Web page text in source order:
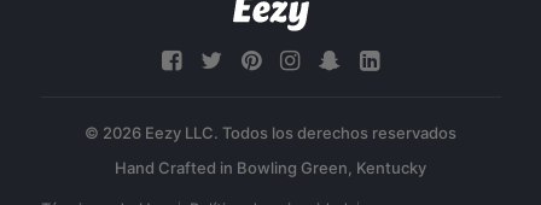
© 2026 Eezy LLC. Todos los derechos reservados